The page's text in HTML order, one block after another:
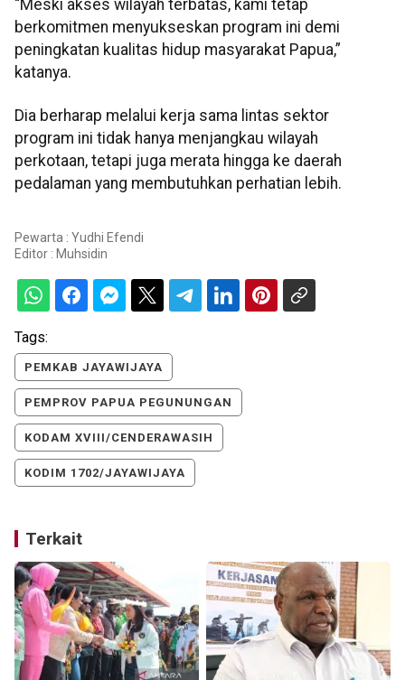
“Meski akses wilayah terbatas, kami tetap
berkomitmen menyukseskan program ini demi
peningkatan kualitas hidup masyarakat Papua,”
katanya.
Dia berharap melalui kerja sama lintas sektor
program ini tidak hanya menjangkau wilayah
perkotaan, tetapi juga merata hingga ke daerah
pedalaman yang membutuhkan perhatian lebih.
Pewarta : Yudhi Efendi
Editor : Muhsidin
Tags:
PEMKAB JAYAWIJAYA
PEMPROV PAPUA PEGUNUNGAN
KODAM XVIII/CENDERAWASIH
KODIM 1702/JAYAWIJAYA
Terkait